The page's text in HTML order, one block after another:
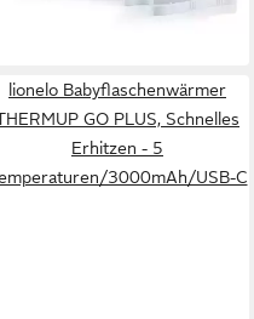
lionelo Babyflaschenwärmer
GO PLUS, Schnelles
Erhitzen - 5
3000mAh/USB-C